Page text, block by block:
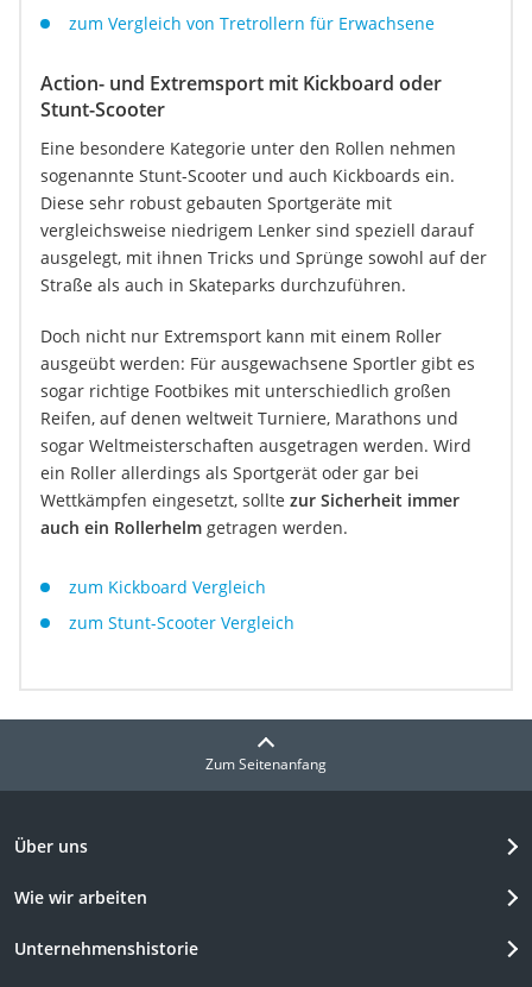
zum Vergleich von Tretrollern für Erwachsene
Action- und Extremsport mit Kickboard oder
Stunt-Scooter
Eine besondere Kategorie unter den Rollen nehmen
sogenannte Stunt-Scooter und auch Kickboards ein.
Diese sehr robust gebauten Sportgeräte mit
vergleichsweise niedrigem Lenker sind speziell darauf
ausgelegt, mit ihnen Tricks und Sprünge sowohl auf der
Straße als auch in Skateparks durchzuführen.
Doch nicht nur Extremsport kann mit einem Roller
ausgeübt werden: Für ausgewachsene Sportler gibt es
sogar richtige Footbikes mit unterschiedlich großen
Reifen, auf denen weltweit Turniere, Marathons und
sogar Weltmeisterschaften ausgetragen werden. Wird
ein Roller allerdings als Sportgerät oder gar bei
Wettkämpfen eingesetzt, sollte zur Sicherheit immer
auch ein Rollerhelm getragen werden.
zum Kickboard Vergleich
zum Stunt-Scooter Vergleich
Zum Seitenanfang
Über uns
Wie wir arbeiten
Unternehmenshistorie